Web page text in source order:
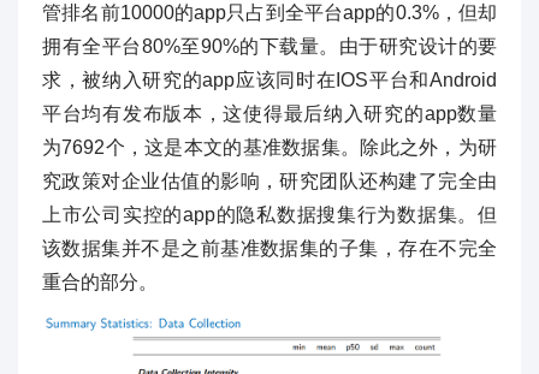
管排名前10000的app只占到全平台app的0.3%，但却
拥有全平台80%至90%的下载量。由于研究设计的要
求，被纳入研究的app应该同时在IOS平台和Android
平台均有发布版本，这使得最后纳入研究的app数量
为7692个，这是本文的基准数据集。除此之外，为研
究政策对企业估值的影响，研究团队还构建了完全由
上市公司实控的app的隐私数据搜集行为数据集。但
该数据集并不是之前基准数据集的子集，存在不完全
重合的部分。